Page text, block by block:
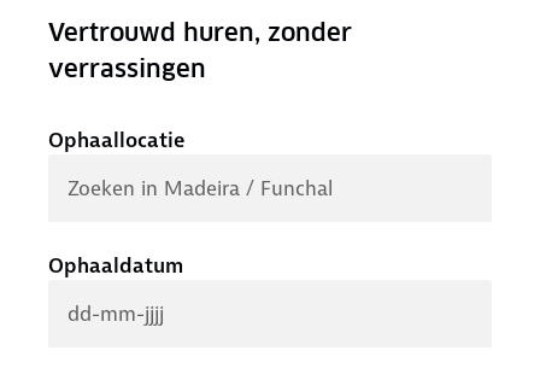
Vertrouwd huren, zonder
verrassingen
Ophaallocatie
Ophaaldatum